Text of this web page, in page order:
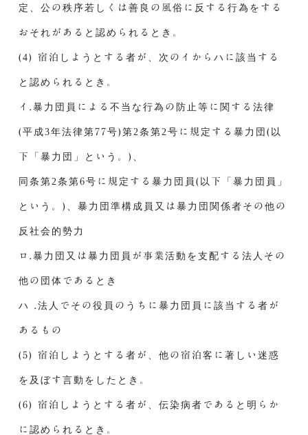
定、公の秩序若しくは善良の風俗に反する行為をする
おそれがあると認められるとき。
(4) 宿泊しようとする者が、次のイからハに該当する
と認められるとき。
イ.暴力団員による不当な行為の防止等に関する法律
(平成3年法律第77号)第2条第2号に規定する暴力団(以
下「暴力団」という。)、
同条第2条第6号に規定する暴力団員(以下「暴力団員」
という。)、暴力団準構成員又は暴力団関係者その他の
反社会的勢力
ロ.暴力団又は暴力団員が事業活動を支配する法人その
他の団体であるとき
ハ .法人でその役員のうちに暴力団員に該当する者が
あるもの
(5) 宿泊しようとする者が、他の宿泊客に著しい迷惑
を及ぼす言動をしたとき。
(6) 宿泊しようとする者が、伝染病者であると明らか
に認められるとき。